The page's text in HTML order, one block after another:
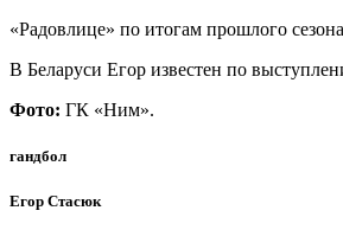
«Радовлице» по итогам прошлого
В Беларуси Егор известен по
Фото: ГК «Ним».
гандбол
Егор Стасюк